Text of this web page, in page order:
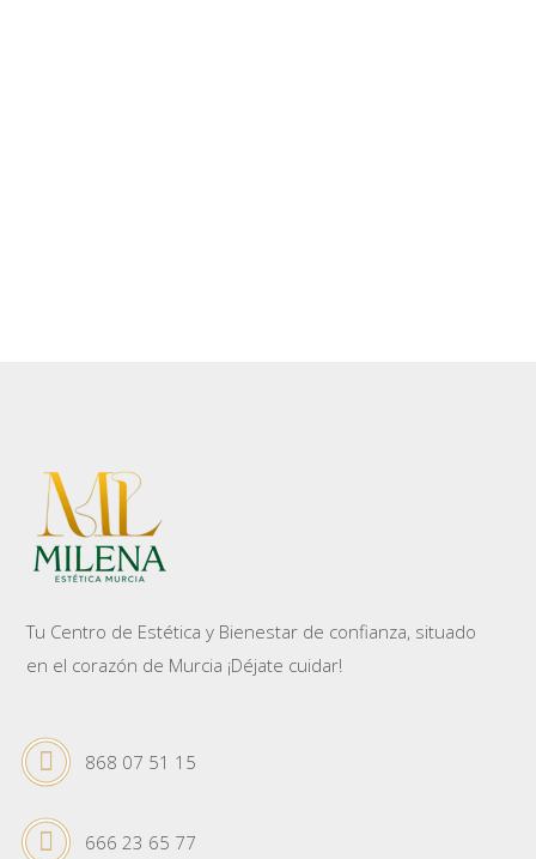
Tu Centro de Estética y Bienestar de confianza, situado
en el corazón de Murcia ¡Déjate cuidar!
868 07 51 15
666 23 65 77